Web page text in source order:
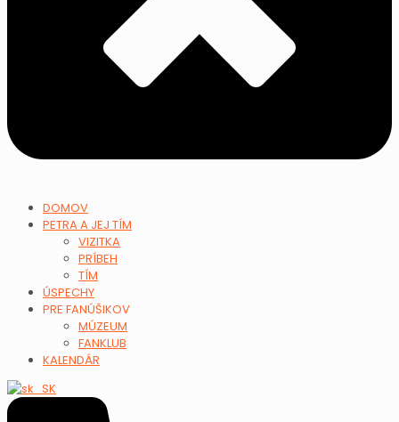
DOMOV
PETRA A JEJ TÍM
VIZITKA
PRÍBEH
TÍM
ÚSPECHY
PRE FANÚŠIKOV
MÚZEUM
FANKLUB
KALENDÁR